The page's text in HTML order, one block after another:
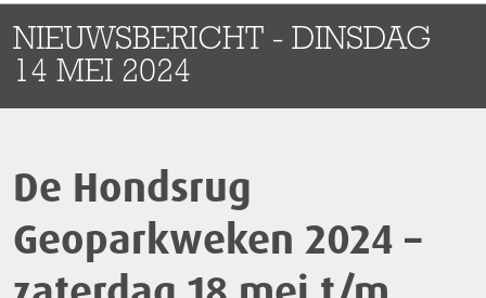
NIEUWSBERICHT - DINSDAG
14 MEI 2024
De Hondsrug
Geoparkweken 2024 –